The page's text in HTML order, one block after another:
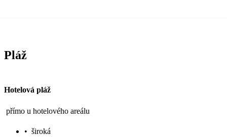
Pláž
Hotelová pláž
přímo u hotelového areálu
• široká